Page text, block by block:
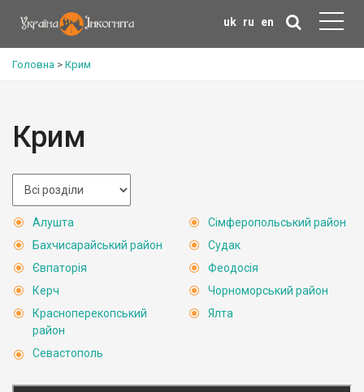
uk ru en
Головна > Крим
Крим
Алушта
Бахчисарайський район
Євпаторія
Керч
Красноперекопський
район
Севастополь
Сімферопольський район
Судак
Феодосія
Чорноморський район
Ялта